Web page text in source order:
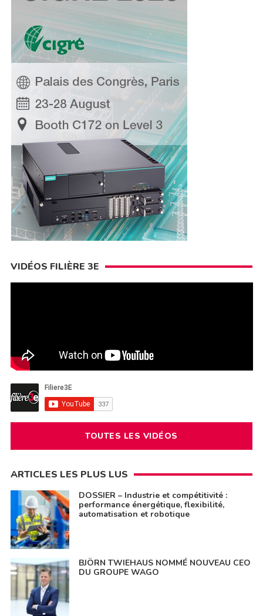
VIDÉOS FILIÈRE 3E
TOUTES LES VIDÉOS
ARTICLES LES PLUS LUS
DOSSIER – Industrie et compétitivité :
performance énergétique, flexibilité,
automatisation et robotique
BJÖRN TWIEHAUS NOMMÉ NOUVEAU CEO
DU GROUPE WAGO